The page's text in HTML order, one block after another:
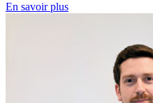
En savoir plus